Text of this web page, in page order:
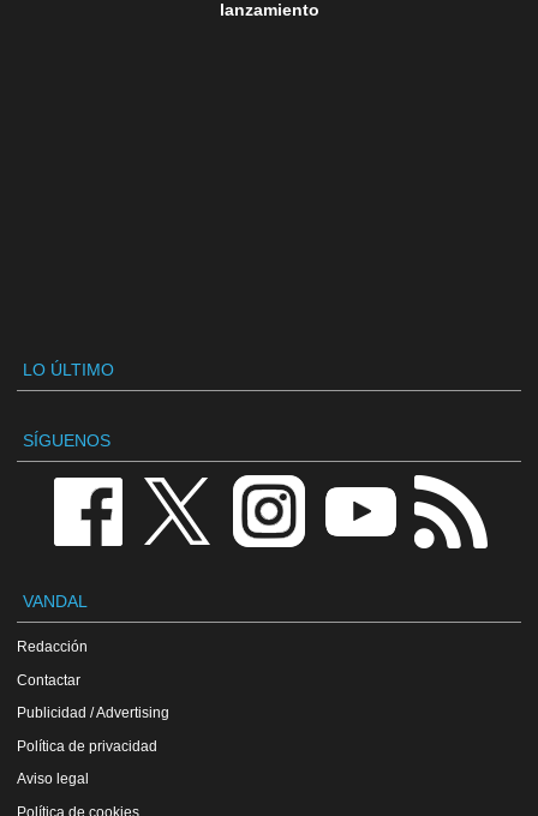
lanzamiento
LO ÚLTIMO
SÍGUENOS
VANDAL
Redacción
Contactar
Publicidad / Advertising
Política de privacidad
Aviso legal
Política de cookies